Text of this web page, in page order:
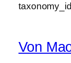
Von